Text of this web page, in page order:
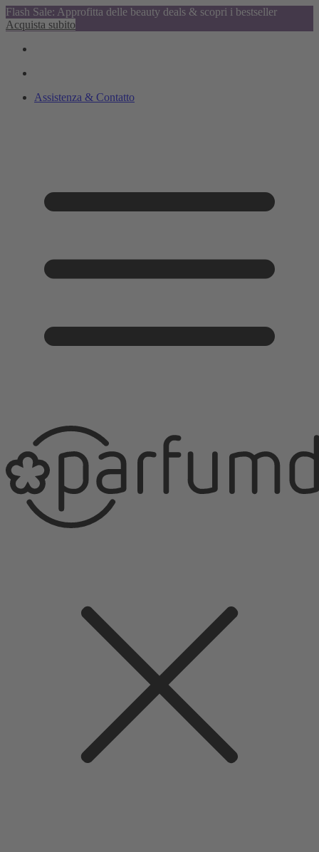
Flash Sale: Approfitta delle beauty deals & scopri i bestseller
Acquista subito
Assistenza & Contatto